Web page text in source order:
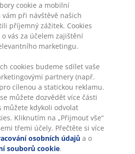
cookie a mobilní
při návštěvě našich
příjemný zážitek. Cookies
vás za účelem zajištění
marketingu.
cookies budeme sdílet vaše
partnery (např.
cílenou a statickou reklamu.
můžete dozvědět více části
můžete kdykoli odvolat
Kliknutím na „Přijmout vše“
třemi účely. Přečtěte si více
osobních údajů a o
souborů cookie.